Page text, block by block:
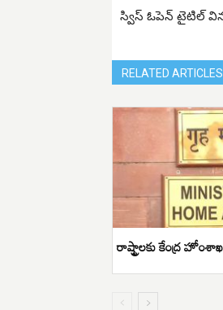
స్విస్ ఓపెన్ టైటిల్
RELATED ARTICLES
రాష్ట్రాలకు కేంద్ర